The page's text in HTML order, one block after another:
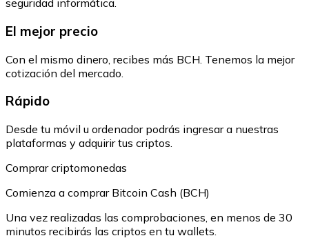
seguridad informática.
El mejor precio
Con el mismo dinero, recibes más BCH. Tenemos la mejor
cotización del mercado.
Rápido
Desde tu móvil u ordenador podrás ingresar a nuestras
plataformas y adquirir tus criptos.
Comprar criptomonedas
Comienza a comprar Bitcoin Cash (BCH)
Una vez realizadas las comprobaciones, en menos de 30
minutos recibirás las criptos en tu wallets.